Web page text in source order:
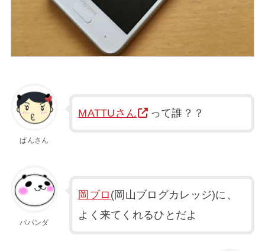
ぱんさん
MATTUさん って誰？？
パパンダ
岡ブロ (岡山ブログカレッジ)に、
よく来てくれるひとだよ